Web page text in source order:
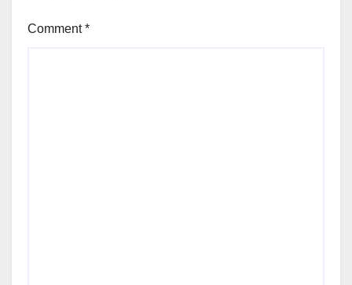
Comment*